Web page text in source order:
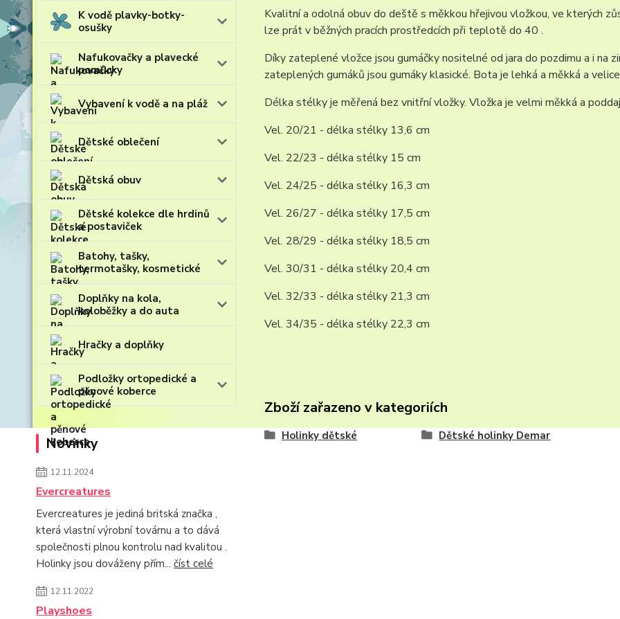
K vodě plavky-botky-
osušky
Nafukovačky a plavecké
pomůcky
Vybavení k vodě a na pláž
Dětské oblečení
Dětská obuv
Dětské kolekce dle hrdinů
a postaviček
Batohy, tašky,
termotašky, kosmetické
Doplňky na kola,
koloběžky a do auta
Hračky a doplňky
Podložky ortopedické a
pěnové koberce
Novinky
12.11.2024
Evercreatures
Evercreatures je jediná britská značka ,
která vlastní výrobní továrnu a to dává
společnosti plnou kontrolu nad kvalitou .
Holinky jsou dováženy přím... číst celé
12.11.2022
Playshoes
Kvalitní a odolná obuv do deště s měkkou hřejivou vložkou, ve kterých
lze prát v běžných pracích prostředcích při teplotě do 40 .
Díky zateplené vložce jsou gumáčky nositelné od jara do pozdimu a i na
zateplených gumáků jsou gumáky klasické. Bota je lehká a měkká a
Délka stélky je měřená bez vnitřní vložky. Vložka je velmi měkká a
Vel. 20/21 - délka stélky 13,6 cm
Vel. 22/23 - délka stélky 15 cm
Vel. 24/25 - délka stélky 16,3 cm
Vel. 26/27 - délka stélky 17,5 cm
Vel. 28/29 - délka stélky 18,5 cm
Vel. 30/31 - délka stélky 20,4 cm
Vel. 32/33 - délka stélky 21,3 cm
Vel. 34/35 - délka stélky 22,3 cm
Zboží zařazeno v kategoriích
Holinky dětské Dětské holinky Demar